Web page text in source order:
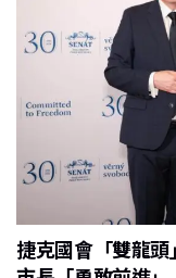
捷克國會「雙龍